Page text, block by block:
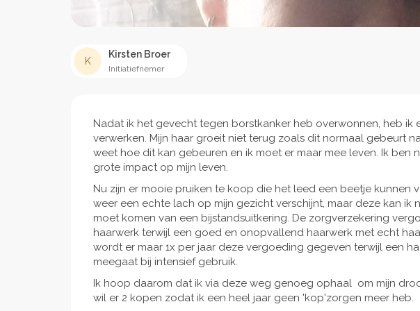
K
Kirsten Broer
Initiatiefnemer
Nadat ik het gevecht tegen borstkanker heb overwonnen, heb ik
verwerken. Mijn haar groeit niet terug zoals dit normaal gebeurt
weet hoe dit kan gebeuren en ik moet er maar mee leven. Ik ben
grote impact op mijn leven.
Nu zijn er mooie pruiken te koop die het leed een beetje kunnen
weer een echte lach op mijn gezicht verschijnt, maar deze kan ik
moet komen van een bijstandsuitkering. De zorgverzekering
haarwerk terwijl een goed en onopvallend haarwerk met echt
wordt er maar 1x per jaar deze vergoeding gegeven terwijl een
meegaat bij intensief gebruik.
Ik hoop daarom dat ik via deze weg genoeg ophaal om mijn
wil er 2 kopen zodat ik een heel jaar geen 'kop'zorgen meer heb.